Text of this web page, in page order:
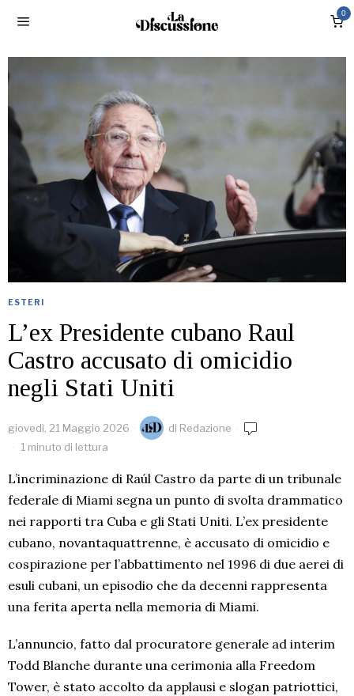
0
ESTERI
L’ex Presidente cubano Raul
Castro accusato di omicidio
negli Stati Uniti
giovedì, 21 Maggio 2026 di Redazione
1 minuto di lettura
L’incriminazione di Raúl Castro da parte di un tribunale
federale di Miami segna un punto di svolta drammatico
nei rapporti tra Cuba e gli Stati Uniti. L’ex presidente
cubano, novantaquattrenne, è accusato di omicidio e
cospirazione per l’abbattimento nel 1996 di due aerei di
esuli cubani, un episodio che da decenni rappresenta
una ferita aperta nella memoria di Miami.
L’annuncio, fatto dal procuratore generale ad interim
Todd Blanche durante una cerimonia alla Freedom
Tower, è stato accolto da applausi e slogan patriottici,